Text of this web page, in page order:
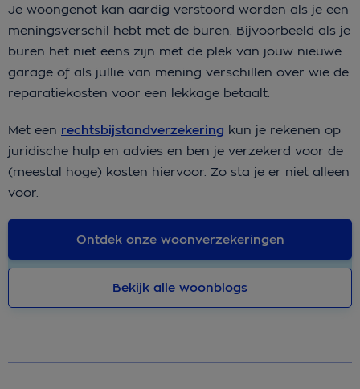
Je woongenot kan aardig verstoord worden als je een
meningsverschil hebt met de buren. Bijvoorbeeld als je
buren het niet eens zijn met de plek van jouw nieuwe
garage of als jullie van mening verschillen over wie de
reparatiekosten voor een lekkage betaalt.
Met een rechtsbijstandverzekering kun je rekenen op
juridische hulp en advies en ben je verzekerd voor de
(meestal hoge) kosten hiervoor. Zo sta je er niet alleen
voor.
Ontdek onze woonverzekeringen
Bekijk alle woonblogs